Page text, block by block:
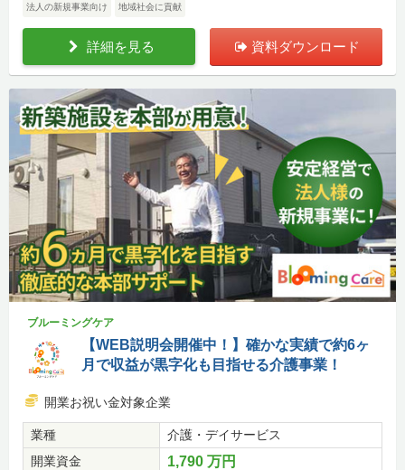
法人の新規事業向け 地域社会に貢献
詳細を見る 資料ダウンロード
ブルーミングケア
【WEB説明会開催中！】確かな実績で約6ヶ
月で収益が黒字化も目指せる介護事業！
開業お祝い金対象企業
業種
介護・デイサービス
開業資金
1,790 万円